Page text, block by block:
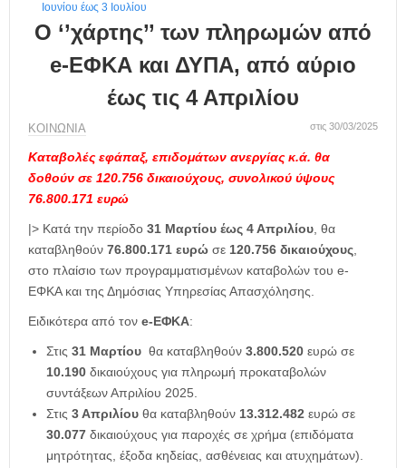
Ιουνίου έως 3 Ιουλίου
Ο ‘’χάρτης’’ των πληρωμών από
e-ΕΦΚΑ και ΔΥΠΑ, από αύριο
έως τις 4 Απριλίου
ΚΟΙΝΩΝΙΑ στις 30/03/2025
Καταβολές εφάπαξ, επιδομάτων ανεργίας κ.ά. θα
δοθούν σε 120.756 δικαιούχους, συνολικού ύψους
76.800.171 ευρώ
|> Κατά την περίοδο 31 Μαρτίου έως 4 Απριλίου, θα
καταβληθούν 76.800.171 ευρώ σε 120.756 δικαιούχους,
στο πλαίσιο των προγραμματισμένων καταβολών του e-
ΕΦΚΑ και της Δημόσιας Υπηρεσίας Απασχόλησης.
Ειδικότερα από τον e-ΕΦΚΑ:
Στις 31 Μαρτίου θα καταβληθούν 3.800.520 ευρώ σε
10.190 δικαιούχους για πληρωμή προκαταβολών
συντάξεων Απριλίου 2025.
Στις 3 Απριλίου θα καταβληθούν 13.312.482 ευρώ σε
30.077 δικαιούχους για παροχές σε χρήμα (επιδόματα
μητρότητας, έξοδα κηδείας, ασθένειας και ατυχημάτων).